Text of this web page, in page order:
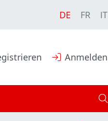
DE FR IT
Anmelden